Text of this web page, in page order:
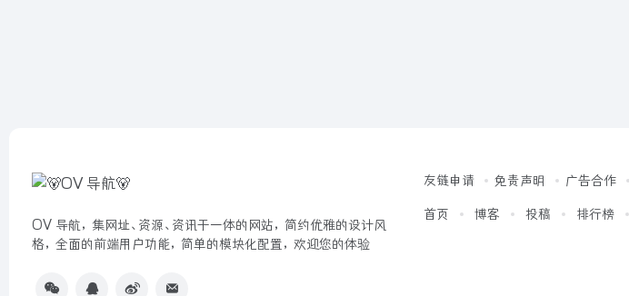
OV 导航，集网址、资源、资讯于一体的网站，简约优雅的设计风
格，全面的前端用户功能，简单的模块化配置，欢迎您的体验
友链申请 免责声明 广告合作
首页 博客 投稿 排行榜